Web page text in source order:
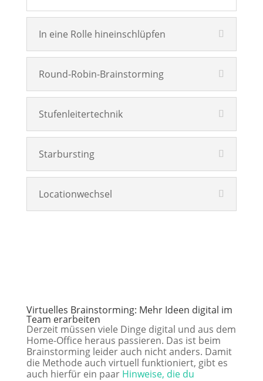
In eine Rolle hineinschlüpfen
Round-Robin-Brainstorming
Stufenleitertechnik
Starbursting
Locationwechsel
Virtuelles Brainstorming: Mehr Ideen digital im
Team erarbeiten
Derzeit müssen viele Dinge digital und aus dem
Home-Office heraus passieren. Das ist beim
Brainstorming leider auch nicht anders. Damit
die Methode auch virtuell funktioniert, gibt es
auch hierfür ein paar Hinweise, die du